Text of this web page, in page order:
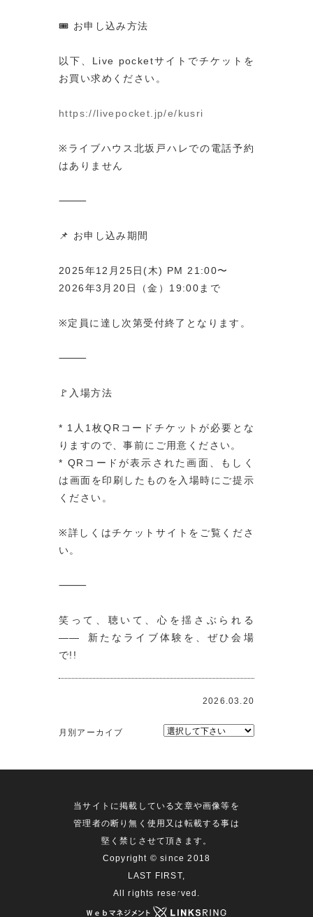
🎟️ お申し込み方法
以下、Live pocketサイトでチケットを
お買い求めください。
https://livepocket.jp/e/kusri
※ライブハウス北坂戸ハレでの電話予約
はありません
⸻
📌 お申し込み期間
2025年12月25日(木) PM 21:00〜
2026年3月20日（金）19:00まで
※定員に達し次第受付終了となります。
⸻
🚩入場方法
* 1人1枚QRコードチケットが必要とな
りますので、事前にご用意ください。
* QRコードが表示された画面、もしく
は画面を印刷したものを入場時にご提示
ください。
※詳しくはチケットサイトをご覧くださ
い。
⸻
笑って、聴いて、心を揺さぶられる
―― 新たなライブ体験を、ぜひ会場
で!!
2026.03.20
月別アーカイブ
当サイトに掲載している文章や画像等を
管理者の断り無く使用又は転載する事は
堅く禁じさせて頂きます。
Copyright © since 2018
LAST FIRST,
All rights reserved.